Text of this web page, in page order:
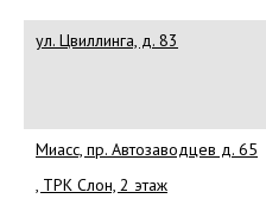
ул. Цвиллинга, д. 83
Миасс, пр. Автозаводцев д. 65
, ТРК Слон, 2 этаж